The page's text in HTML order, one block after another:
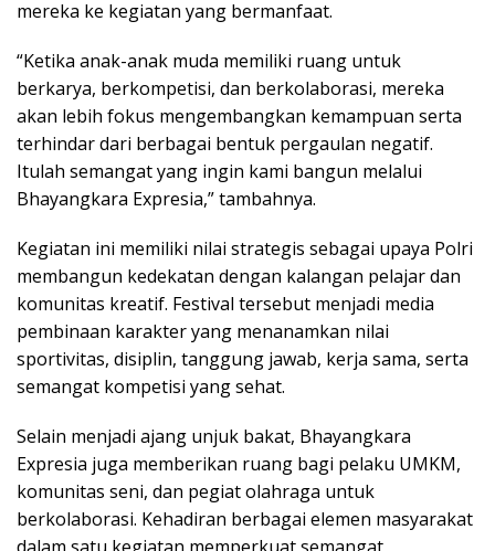
mereka ke kegiatan yang bermanfaat.
“Ketika anak-anak muda memiliki ruang untuk
berkarya, berkompetisi, dan berkolaborasi, mereka
akan lebih fokus mengembangkan kemampuan serta
terhindar dari berbagai bentuk pergaulan negatif.
Itulah semangat yang ingin kami bangun melalui
Bhayangkara Expresia,” tambahnya.
Kegiatan ini memiliki nilai strategis sebagai upaya Polri
membangun kedekatan dengan kalangan pelajar dan
komunitas kreatif. Festival tersebut menjadi media
pembinaan karakter yang menanamkan nilai
sportivitas, disiplin, tanggung jawab, kerja sama, serta
semangat kompetisi yang sehat.
Selain menjadi ajang unjuk bakat, Bhayangkara
Expresia juga memberikan ruang bagi pelaku UMKM,
komunitas seni, dan pegiat olahraga untuk
berkolaborasi. Kehadiran berbagai elemen masyarakat